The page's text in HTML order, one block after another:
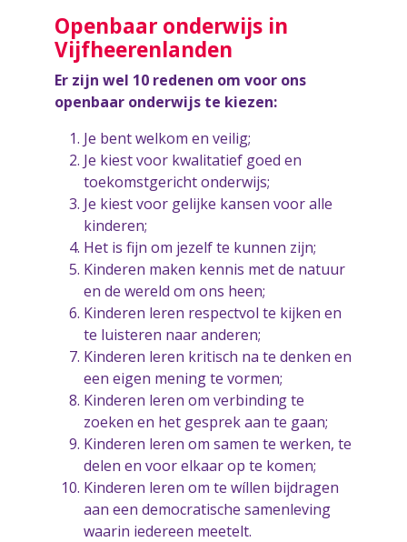
Openbaar onderwijs in
Vijfheerenlanden
Er zijn wel 10 redenen om voor ons
openbaar onderwijs te kiezen:
Je bent welkom en veilig;
Je kiest voor kwalitatief goed en
toekomstgericht onderwijs;
Je kiest voor gelijke kansen voor alle
kinderen;
Het is fijn om jezelf te kunnen zijn;
Kinderen maken kennis met de natuur
en de wereld om ons heen;
Kinderen leren respectvol te kijken en
te luisteren naar anderen;
Kinderen leren kritisch na te denken en
een eigen mening te vormen;
Kinderen leren om verbinding te
zoeken en het gesprek aan te gaan;
Kinderen leren om samen te werken, te
delen en voor elkaar op te komen;
Kinderen leren om te wíllen bijdragen
aan een democratische samenleving
waarin iedereen meetelt.